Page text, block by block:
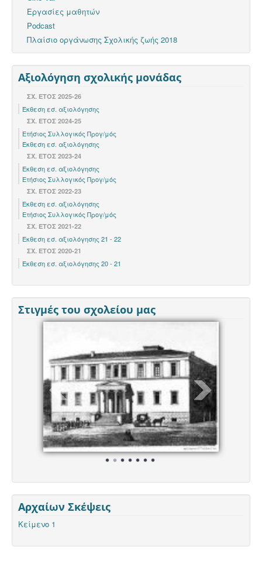
Εργασίες μαθητών
Podcast
Πλαίσιο οργάνωσης Σχολικής ζωής 2018
Αξιολόγηση σχολικής μονάδας
ΣΧ. ΕΤΟΣ 2025-26
Έκθεση εσ. αξιολόγησης
ΣΧ. ΕΤΟΣ 2024-25
Ετήσιος Συλλογικός Προγ/μός
Έκθεση εσ. αξιολόγησης
ΣΧ. ΈΤΟΣ 2023-24
Έκθεση εσ. αξιολόγησης
Ετήσιος Συλλογικός Προγ/μός
ΣΧ. ΈΤΟΣ 2022-23
Έκθεση εσ. αξιολόγησης
Ετήσιος Συλλογικός Προγ/μός
ΣΧ. ΕΤΟΣ 2021-22
Έκθεση εσ. αξιολόγησης 21 - 22
ΣΧ. ΕΤΟΣ 2020-21
Έκθεση εσ. αξιολόγησης 20 - 21
Στιγμές του σχολείου μας
Αρχαίων Σκέψεις
Κείμενο 1